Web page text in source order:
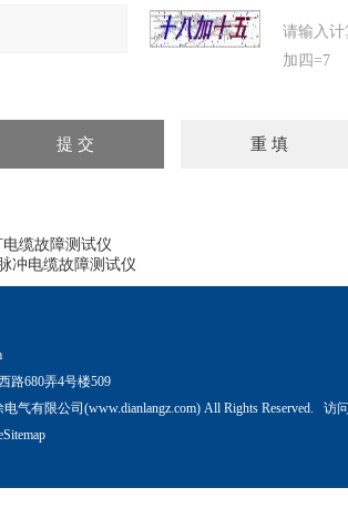
请输入
加四=7
缆故障测试仪
冲电缆故障测试仪
路680弄4号楼509
气有限公司(www.dianlangz.com) All Rights Reserved. 访